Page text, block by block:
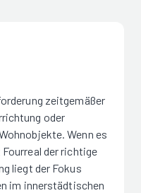
zeitgemäßer
oder
Wenn es
der richtige
liegt der Fokus
im innerstädtischen